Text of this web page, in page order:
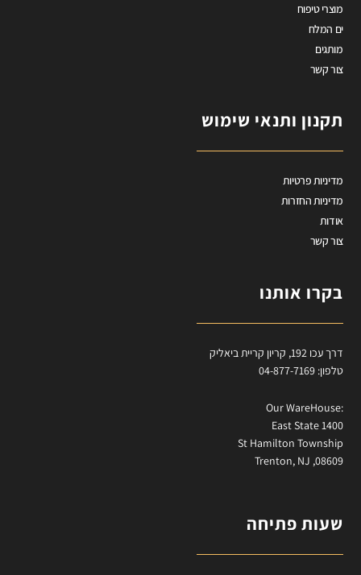
מוצרי טיפוח
ים המלח
מותגים
צור קשר
תקנון ותנאי שימוש
מדיניות פרטיות
מדיניות החזרות
אודות
צור קשר
בקרו אותנו
דרך עכו 192, קריון קריית ביאליק
טלפון: 04-877-7169
:Our WareHouse
East State 1400
St Hamilton Township
Trenton, NJ ,08609
שעות פתיחה